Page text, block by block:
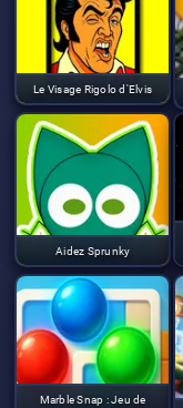
Le Visage Rigolo d'Elvis
Aidez Sprunky
Marble Snap : Jeu de